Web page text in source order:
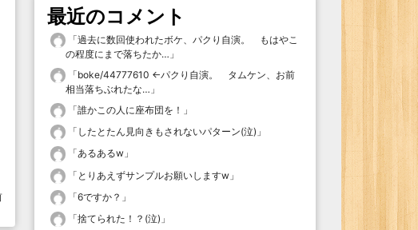
最近のコメント
「過去に数回使われたボケ、パクり自演。 もはやこ
の程度にまで落ちたか… 」
「boke/44777610 ←パクり自演。 タムケン、お前
相当落ちぶれたな… 」
「誰かこの人に座布団を！ 」
「 したとたん見向きもされないパターン(泣) 」
「あるあるw 」
「 とりあえずサンプルお願いしますw 」
「6ですか？ 」
「捨てられた！？(泣) 」